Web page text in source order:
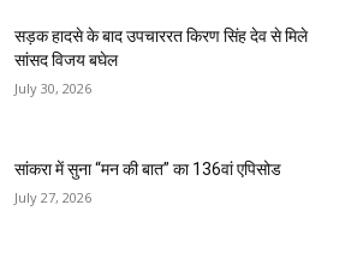
सड़क हादसे के बाद उपचाररत किरण सिंह देव से मिले
सांसद विजय बघेल
July 30, 2026
सांकरा में सुना “मन की बात” का 136वां एपिसोड
July 27, 2026